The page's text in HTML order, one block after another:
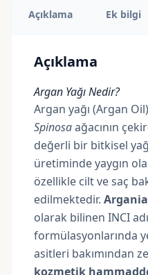
Açıklama Ek bilgi
Açıklama
Argan Yağı Nedir?
Argan yağı (Argan
Spinosaağacının
değerli bir bitkisel
üretiminde yaygın
özellikle cilt ve saç
edilmektedir.
olarak bilinen INCI
formülasyonlarında
asitleri bakımından
kozmetik